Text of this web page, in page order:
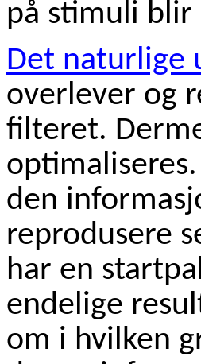
på stimuli
Det naturlige
overlever og
filteret.
den
reprodusere
har en
endelige
om i hvilken